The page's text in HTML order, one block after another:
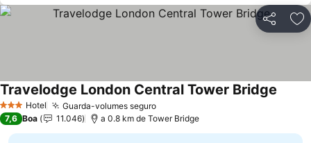
Partilhar
3 EstrelasHotel Guarda-volumes seguroVer preços
Travelodge London Central Tower Bridge
7,6 Boa 11.046 a 0.8 km de Tower Bridge